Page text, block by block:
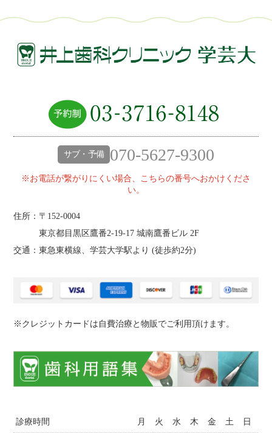
サブ・予備 070-5627-9300
※お電話が繋がりにくい場合、こちらの番号へおかけくださ
い。
住所：〒152-0004
東京都目黒区鷹番2‐19‐17 城南鷹番ビル 2F
交通：東急東横線、学芸大学駅より (徒歩約2分)
※クレジットカードは自費治療と物販でご利用頂けます。
診療時間 月 火 水 木 金 土 日